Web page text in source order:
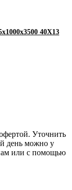
40Х13
Уточнить
день можно у
или с помощью